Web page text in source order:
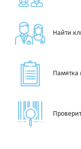
Найти
Памятка